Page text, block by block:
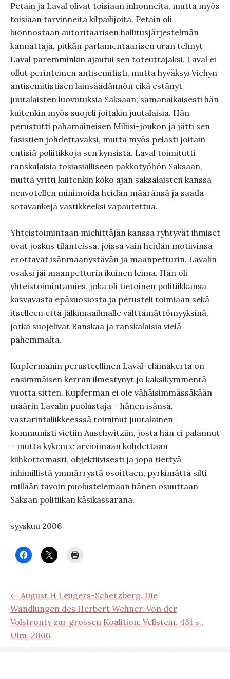
Petain ja Laval olivat toisiaan inhonneita, mutta myös
toisiaan tarvinneita kilpailijoita. Petain oli
luonnostaan autoritaarisen hallitusjärjestelmän
kannattaja, pitkän parlamentaarisen uran tehnyt
Laval paremminkin ajautui sen toteuttajaksi. Laval ei
ollut perinteinen antisemitisti, mutta hyväksyi Vichyn
antisemitistisen lainsäädännön eikä estänyt
juutalaisten luovutuksia Saksaan; samanaikaisesti hän
kuitenkin myös suojeli joitakin juutalaisia. Hän
perustutti pahamaineisen Miliisi-joukon ja jätti sen
fasistien johdettavaksi, mutta myös pelasti joitain
entisiä poliitikkoja sen kynsistä. Laval toimitutti
ranskalaisia tosiasialliseen pakkotyöhön Saksaan,
mutta yritti kuitenkin koko ajan saksalaisten kanssa
neuvotellen minimoida heidän määränsä ja saada
sotavankeja vastikkeeksi vapautettua.
Yhteistoimintaan miehittäjän kanssa ryhtyvät ihmiset
ovat joskus tilanteissa, joissa vain heidän motiivinsa
erottavat isänmaanystävän ja maanpetturin. Lavalin
osaksi jäi maanpetturin ikuinen leima. Hän oli
yhteistoimintamies, joka oli tietoinen politiikkansa
kasvavasta epäsuosiosta ja perusteli toimiaan sekä
itselleen että jälkimaailmalle välttämättömyyksinä,
jotka suojelivat Ranskaa ja ranskalaisia vielä
pahemmalta.
Kupfermanin perusteellinen Laval-elämäkerta on
ensimmäisen kerran ilmestynyt jo kaksikymmentä
vuotta sitten. Kupferman ei ole vähäisimmässäkään
määrin Lavalin puolustaja – hänen isänsä,
vastarintaliikkeesssä toiminut juutalainen
kommunisti vietiin Auschwitziin, josta hän ei palannut
– mutta kykenee arvioimaan kohdettaan
kiihkottomasti, objektiivisesti ja jopa tiettyä
inhimillistä ymmärrystä osoittaen, pyrkimättä silti
millään tavoin puolustelemaan hänen osuuttaan
Saksan politiikan käsikassarana.
syyskuu 2006
← August H Leugers-Scherzberg, Die
Wandlungen des Herbert Wehner. Von der
Volsfronty zur grossen Koalition, Vellstein, 431 s.,
Ulm, 2006